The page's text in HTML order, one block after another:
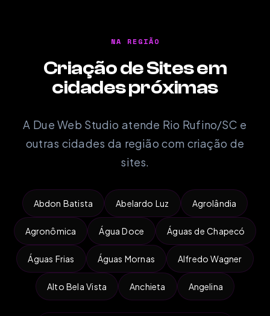
NA REGIÃO
Criação de Sites em
cidades próximas
A Due Web Studio atende Rio Rufino/SC e
outras cidades da região com criação de
sites.
Abdon Batista Abelardo Luz Agrolândia
Agronômica Água Doce Águas de Chapecó
Águas Frias Águas Mornas Alfredo Wagner
Alto Bela Vista Anchieta Angelina